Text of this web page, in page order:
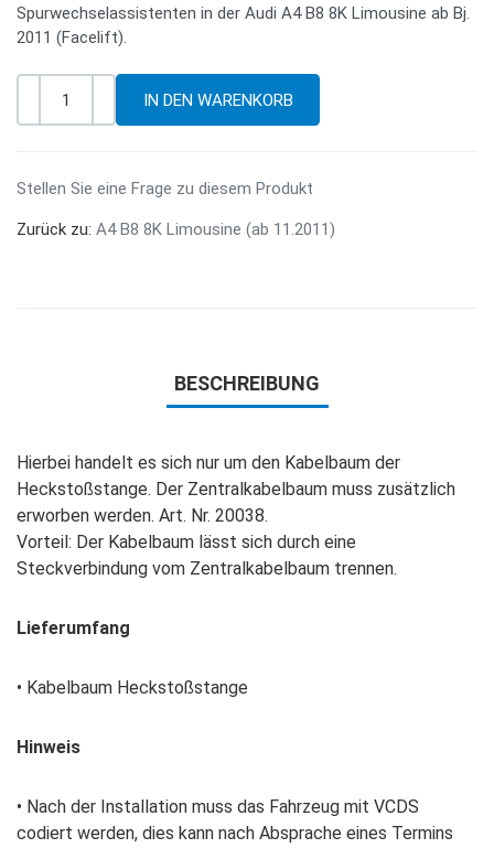
Spurwechselassistenten in der Audi A4 B8 8K Limousine ab Bj.
2011 (Facelift).
Stellen Sie eine Frage zu diesem Produkt
Zurück zu: A4 B8 8K Limousine (ab 11.2011)
BESCHREIBUNG
Hierbei handelt es sich nur um den Kabelbaum der
Heckstoßstange. Der Zentralkabelbaum muss zusätzlich
erworben werden. Art. Nr. 20038.
Vorteil: Der Kabelbaum lässt sich durch eine
Steckverbindung vom Zentralkabelbaum trennen.
Lieferumfang
• Kabelbaum Heckstoßstange
Hinweis
• Nach der Installation muss das Fahrzeug mit VCDS
codiert werden, dies kann nach Absprache eines Termins